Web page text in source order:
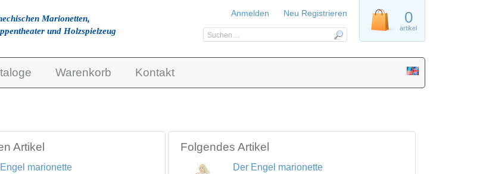
Warenkorb Kontakt
Artikel
marionette
Folgendes Artikel
Der Engel marionette
Marionetten,
und Holzspielzeug
0
artikel
Anmelden Neu Registrieren